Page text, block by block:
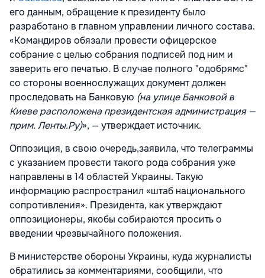
его данным, обращение к президенту было
разработано в главном управлении личного состава.
«Командиров обязали провести офицерское
собрание с целью собрания подписей под ним и
заверить его печатью. В случае полного "одобрямс"
со стороны военнослужащих документ должен
проследовать на Банковую (на улице Банковой в
Киеве расположена президентская администрация —
прим. Ленты.Ру)», — утверждает источник.
Оппозиция, в свою очередь,заявила, что телеграммы
с указанием провести такого рода собрания уже
направлены в 14 областей Украины. Такую
информацию распространил «штаб национального
сопротивления». Президента, как утверждают
оппозиционеры, якобы собираются просить о
введении чрезвычайного положения.
В министерстве обороны Украины, куда журналисты
обратились за комментариями, сообщили, что